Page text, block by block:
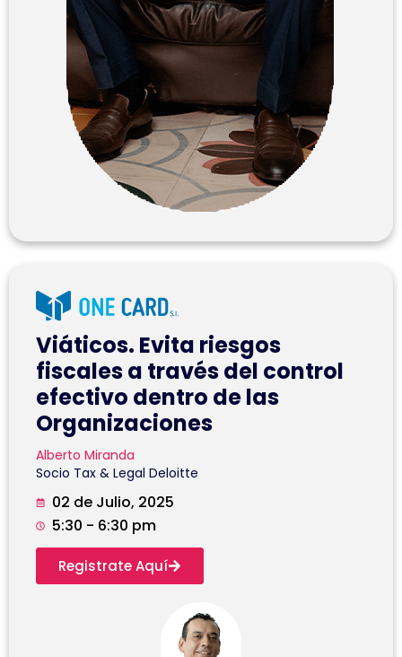
Viáticos. Evita riesgos
fiscales a través del control
efectivo dentro de las
Organizaciones
Alberto Miranda
Socio Tax & Legal Deloitte
02 de Julio, 2025
5:30 - 6:30 pm
Registrate Aquí